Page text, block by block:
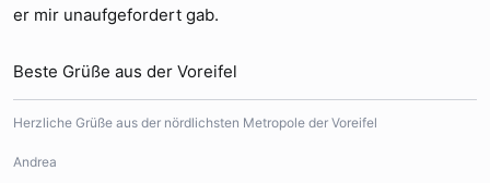
er mir unaufgefordert gab.
Beste Grüße aus der Voreifel
Herzliche Grüße aus der nördlichsten Metropole der Voreifel
Andrea